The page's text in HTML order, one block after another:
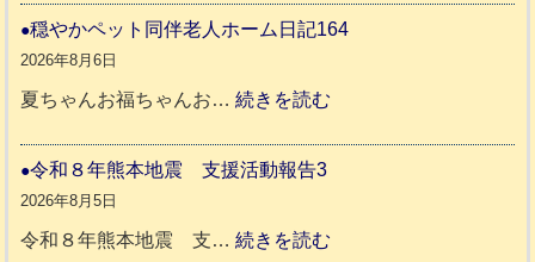
本
援
市
和
穏やかペット同伴老人ホーム日記164
2026年8月6日
夏ちゃんお福ちゃんお…続きを読む
令和８年熊本地震 支援活動報告3
2026年8月5日
令和８年熊本地震 支…続きを読む